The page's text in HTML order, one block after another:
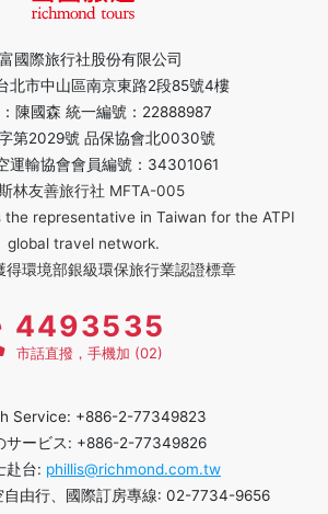
國際旅行社股份有限公司
北市中山區南京東路2段85號4樓
陳國森 統一編號：22888987
第2029號 品保協會北0030號
運輸協會會員編號：34301061
林友善旅行社 MFTA-005
the representative in Taiwan for the ATPI
global travel network.
得環境部銀級環保旅行業認證標章
4493535
市話直撥，手機加 (02)
Service: +886-2-77349823
サービス: +886-2-77349826
赴台: phillis@richmond.com.tw
自由行、國際訂房專線: 02-7734-9656